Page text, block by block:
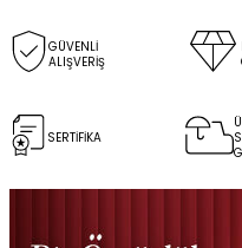
GÜVENLİ
ALIŞVERİŞ
SERTİFİKA